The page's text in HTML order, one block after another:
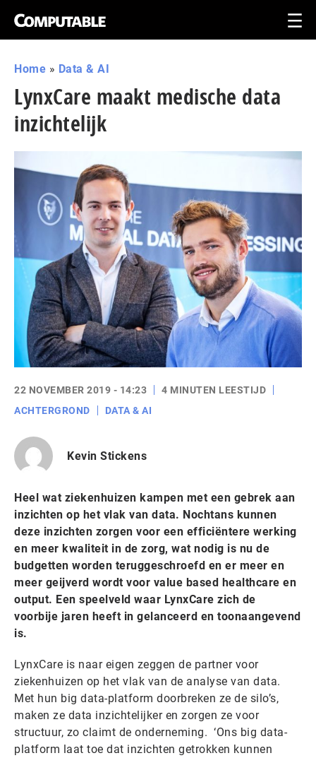
Home » Data & AI
LynxCare maakt medische data
inzichtelijk
22 NOVEMBER 2019 - 14:23
4 MINUTEN LEESTIJD
ACHTERGROND
DATA & AI
Kevin Stickens
Heel wat ziekenhuizen kampen met een gebrek aan
inzichten op het vlak van data. Nochtans kunnen
deze inzichten zorgen voor een efficiëntere werking
en meer kwaliteit in de zorg, wat nodig is nu de
budgetten worden teruggeschroefd en er meer en
meer geijverd wordt voor value based healthcare en
output. Een speelveld waar LynxCare zich de
voorbije jaren heeft in gelanceerd en toonaangevend
is.
LynxCare is naar eigen zeggen de partner voor
ziekenhuizen op het vlak van de analyse van data.
Met hun big data-platform doorbreken ze de silo’s,
maken ze data inzichtelijker en zorgen ze voor
structuur, zo claimt de onderneming. ‘Ons big data-
platform laat toe dat inzichten getrokken kunnen